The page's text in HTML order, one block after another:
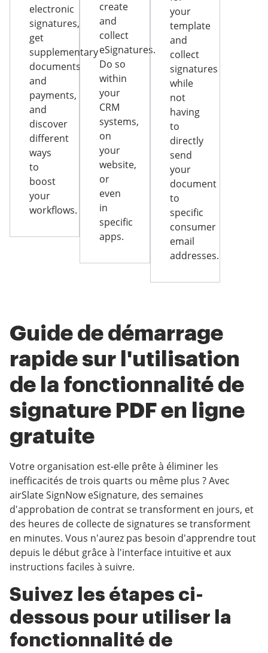
electronic
signatures,
get
supplementary
documents
and
payments,
and
discover
different
ways
to
boost
your
workflows.
create
and
collect
eSignatures.
Do so
within
your
CRM
systems,
on
your
website,
or
even
in
specific
apps.
your
template
and
collect
signatures
while
not
having
to
directly
send
your
document
to
specific
consumer
email
addresses.
Guide de démarrage
rapide sur l'utilisation
de la fonctionnalité de
signature PDF en ligne
gratuite
Votre organisation est-elle prête à éliminer les
inefficacités de trois quarts ou même plus ? Avec
airSlate SignNow eSignature, des semaines
d'approbation de contrat se transforment en jours, et
des heures de collecte de signatures se transforment
en minutes. Vous n'aurez pas besoin d'apprendre tout
depuis le début grâce à l'interface intuitive et aux
instructions faciles à suivre.
Suivez les étapes ci-
dessous pour utiliser la
fonctionnalité de